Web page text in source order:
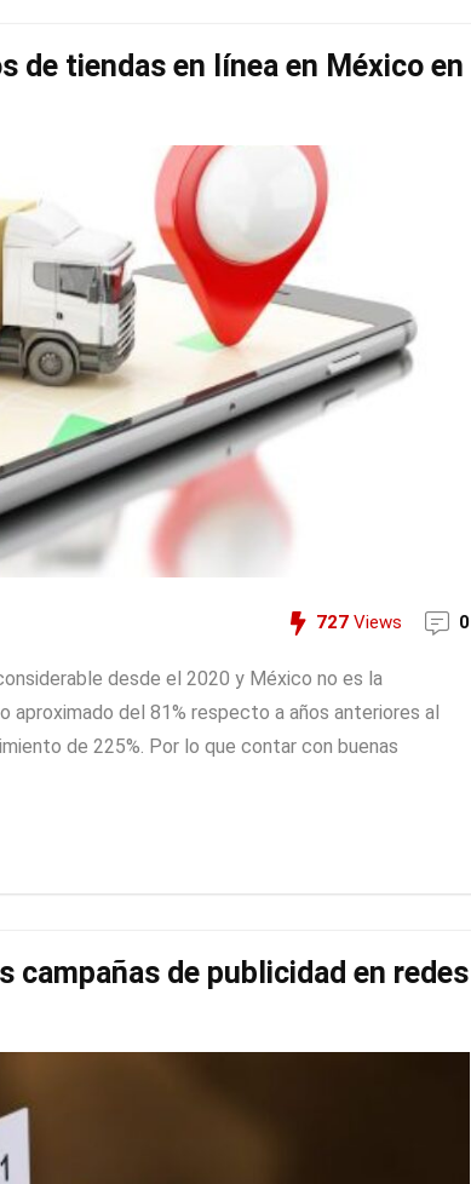
de tiendas en línea en México en
727 Views 0
desde el 2020 y México no es la
del 81% respecto a años anteriores al
de 225%. Por lo que contar con buenas
campañas de publicidad en redes